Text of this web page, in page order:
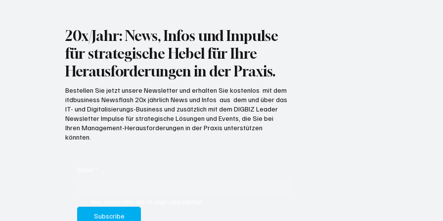
20x/Jahr: News, Infos und Impulse
für strategische Hebel für Ihre
Herausforderungen in der Praxis.
Subscribe
Bestellen Sie jetzt unsere Newsletter und erhalten Sie kostenlos mit dem
itdbusiness Newsflash 20x jährlich News und Infos aus dem und über das
IT- und Digitalisierungs-Business und zusätzlich mit dem DIGBIZ Leader
Newsletter Impulse für strategische Lösungen und Events, die Sie bei
Ihren Management-Herausforderungen in der Praxis unterstützen
könnten.